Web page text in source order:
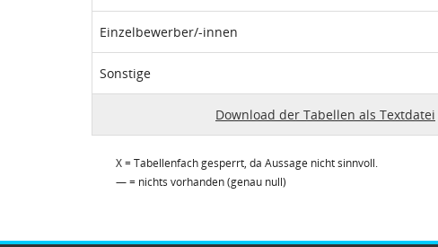
Einzelbewerber/-innen
Sonstige
Download der Tabellen als Textdatei
X = Tabellenfach gesperrt, da Aussage nicht sinnvoll.
— = nichts vorhanden (genau null)